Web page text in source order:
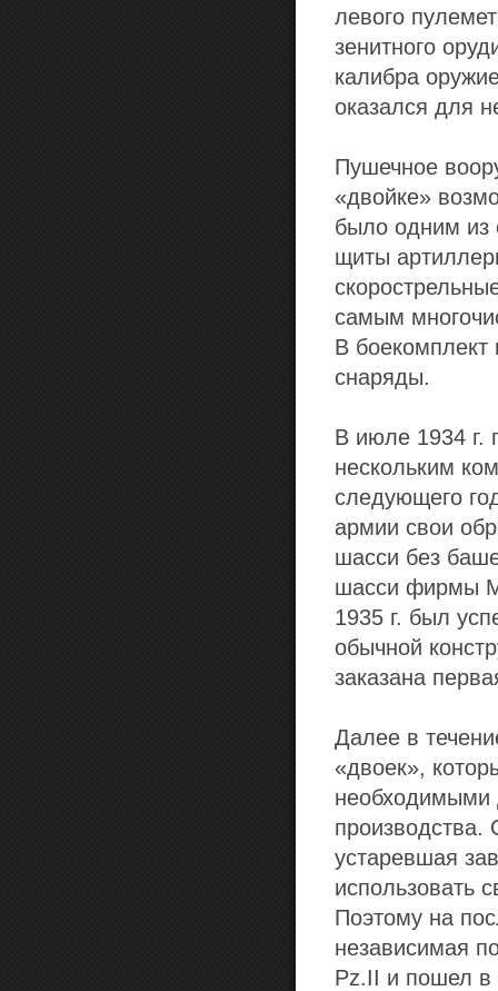
левого
зенитного
калибра
оказался для
Пушечное
«двойке»
было одним из
щиты
самым
В
снаряды.
В июле 1934 г.
нескольким
следующего
армии свои
шасси без
шасси фирмы
1935 г. был
обычной
заказана
Далее в
«двоек»,
необходимыми
устаревшая
использовать
Поэтому на
независимая
Pz.II и пошел в